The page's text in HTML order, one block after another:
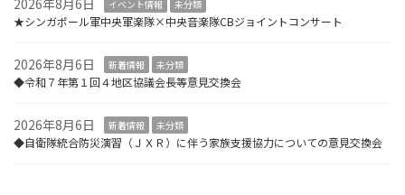
イベント情報 未分類
★シンガポール軍中央軍楽隊×中央音楽隊CBジョイントコンサート
2026年8月6日 新着情報 未分類
◆令和７年第１回４地区協議会長等意見交換会
2026年8月6日 新着情報 未分類
◆自衛隊統合防災演習（ＪＸＲ）に伴う家族支援協力についての意見交換会